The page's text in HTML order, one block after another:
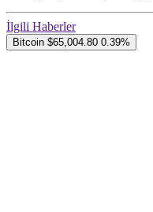
İlgili Haberler
Bitcoin $65,004.80 0.39%